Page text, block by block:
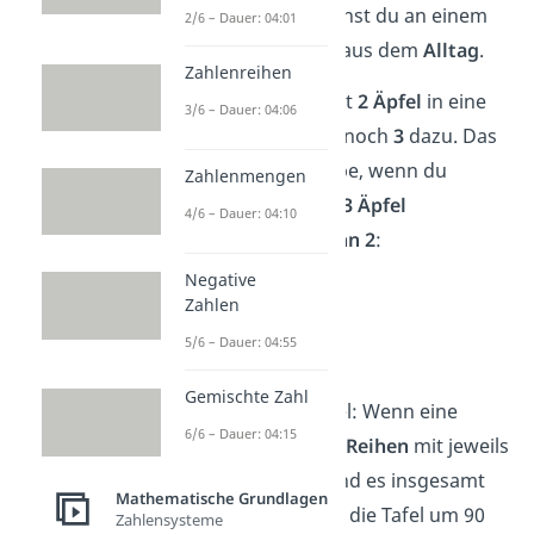
funktioniert, verstehst du an einem
aus dem Alltag.
Stell dir vor, du legst2 Äpfel in eine
noch 3dazu. Das
Ergebnis ist dasselbe, wenn du
stattdessenzuerst 3 Äpfel
dann 2:
➡️Beispiel
Ein weiteres Beispiel: Wenn eine
Schokoladentafel
3 Reihen mit jeweils
hat, sind es insgesamt
12 Stück. Drehst du die Tafel um 90
2/6 – Dauer: 04:01
Zahlenreihen
3/6 – Dauer: 04:06
Zahlenmengen
4/6 – Dauer: 04:10
Negative
Zahlen
5/6 – Dauer: 04:55
Gemischte Zahl
6/6 – Dauer: 04:15
Mathematische Grundlagen
Zahlensysteme